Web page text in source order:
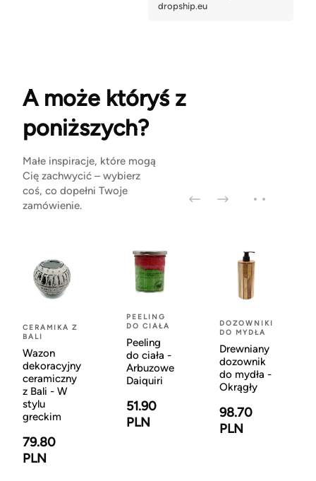
A może któryś z
poniższych?
Małe inspiracje, które mogą
Cię zachwycić – wybierz
coś, co dopełni Twoje
zamówienie.
CERAMIKA Z
BALI
Wazon
dekoracyjny
ceramiczny
z Bali - W
stylu
greckim
79.80
PLN
PEELING
DO CIAŁA
Peeling
do ciała -
Arbuzowe
Daiquiri
51.90
PLN
DOZOWNIKI
DO MYDŁA
Drewniany
dozownik
do mydła -
Okrągły
98.70
PLN